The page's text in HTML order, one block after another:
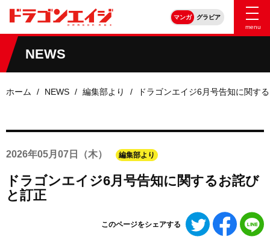
マンガ
グラビア
menu
NEWS
ホーム NEWS 編集部より ドラゴンエイジ6月号告知に関す
2026年05月07日 （木） 編集部より
ドラゴンエイジ6月号告知に関するお詫び
と訂正
このページをシェアする
Twitter
で
で